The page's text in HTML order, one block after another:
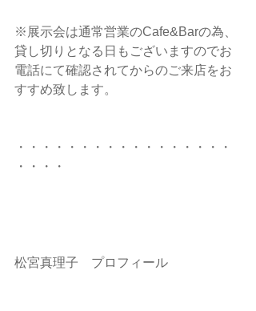
※展示会は通常営業のCafe&Barの為、
貸し切りとなる日もございますのでお
電話にて確認されてからのご来店をお
すすめ致します。
・・・・・・・・・・・・・・・・・
・・・・
松宮真理子　プロフィール